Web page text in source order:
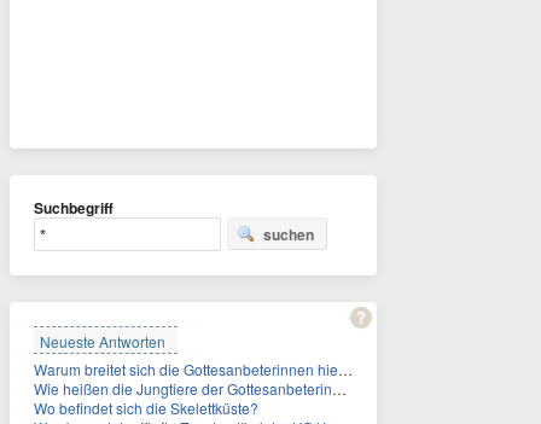
Suchbegriff
suchen
Neueste Antworten
Warum breitet sich die Gottesanbeterinnen hierzulande immer weiter aus?
Wie heißen die Jungtiere der Gottesanbeterinnen?
Wo befindet sich die Skelettküste?